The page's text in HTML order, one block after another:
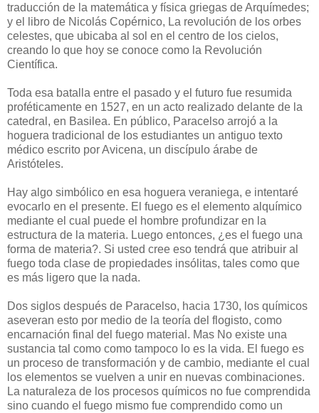
traducción de la matemática y física griegas de Arquímedes;
y el libro de Nicolás Copérnico, La revolución de los orbes
celestes, que ubicaba al sol en el centro de los cielos,
creando lo que hoy se conoce como la Revolución
Científica.
Toda esa batalla entre el pasado y el futuro fue resumida
proféticamente en 1527, en un acto realizado delante de la
catedral, en Basilea. En público, Paracelso arrojó a la
hoguera tradicional de los estudiantes un antiguo texto
médico escrito por Avicena, un discípulo árabe de
Aristóteles.
Hay algo simbólico en esa hoguera veraniega, e intentaré
evocarlo en el presente. El fuego es el elemento alquímico
mediante el cual puede el hombre profundizar en la
estructura de la materia. Luego entonces, ¿es el fuego una
forma de materia?. Si usted cree eso tendrá que atribuir al
fuego toda clase de propiedades insólitas, tales como que
es más ligero que la nada.
Dos siglos después de Paracelso, hacia 1730, los químicos
aseveran esto por medio de la teoría del flogisto, como
encarnación final del fuego material. Mas No existe una
sustancia tal como como tampoco lo es la vida. El fuego es
un proceso de transformación y de cambio, mediante el cual
los elementos se vuelven a unir en nuevas combinaciones.
La naturaleza de los procesos químicos no fue comprendida
sino cuando el fuego mismo fue comprendido como un